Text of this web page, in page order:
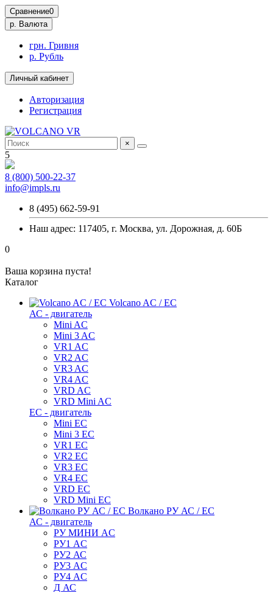
Сравнение0
р. Валюта
грн. Гривня
р. Рубль
Личный кабинет
Авторизация
Регистрация
×
5
8 (800) 500-22-37
info@impls.ru
8 (495) 662-59-91
Наш адрес: 117405, г. Москва, ул. Дорожная, д. 60Б
0
Ваша корзина пуста!
Каталог
Volcano AC / EC
АС - двигатель
Mini AC
Mini 3 AC
VR1 AC
VR2 AC
VR3 AC
VR4 AC
VRD AC
VRD Mini AC
ЕС - двигатель
Mini EC
Mini 3 EC
VR1 EC
VR2 EC
VR3 EC
VR4 EC
VRD EC
VRD Mini EC
Волкано РУ АС / ЕС
АС - двигатель
РУ МИНИ AC
РУ1 AC
РУ2 АС
РУ3 AC
РУ4 AC
Д АС